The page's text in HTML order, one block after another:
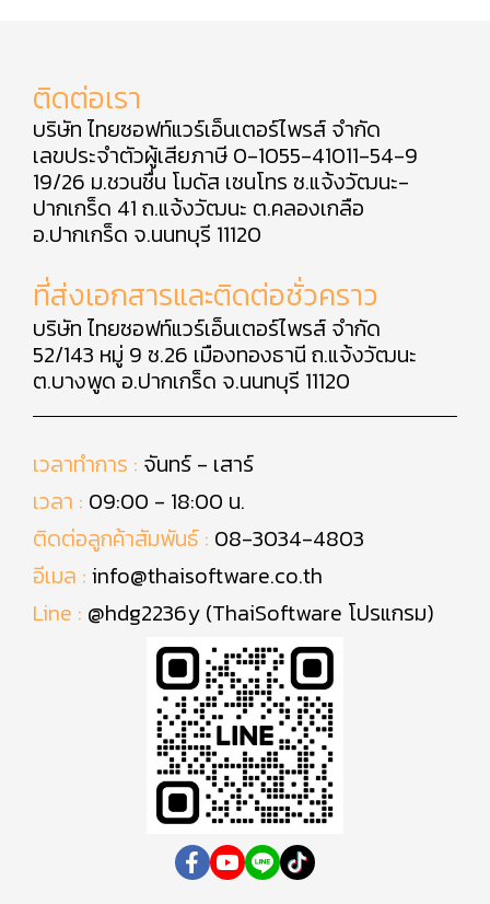
ติดต่อเรา
บริษัท ไทยซอฟท์แวร์เอ็นเตอร์ไพรส์ จำกัด
เลขประจำตัวผู้เสียภาษี 0-1055-41011-54-9
19/26 ม.ชวนชื่น โมดัส เซนโทร ซ.แจ้งวัฒนะ-
ปากเกร็ด 41 ถ.แจ้งวัฒนะ ต.คลองเกลือ
อ.ปากเกร็ด จ.นนทบุรี 11120
ที่ส่งเอกสารและติดต่อชั่วคราว
บริษัท ไทยซอฟท์แวร์เอ็นเตอร์ไพรส์ จำกัด
52/143 หมู่ 9 ซ.26 เมืองทองธานี ถ.แจ้งวัฒนะ
ต.บางพูด อ.ปากเกร็ด จ.นนทบุรี 11120
เวลาทำการ : จันทร์ - เสาร์
เวลา : 09:00 - 18:00 น.
ติดต่อลูกค้าสัมพันธ์ : 08-3034-4803
อีเมล : info@thaisoftware.co.th
Line : @hdg2236y (ThaiSoftware โปรแกรม)